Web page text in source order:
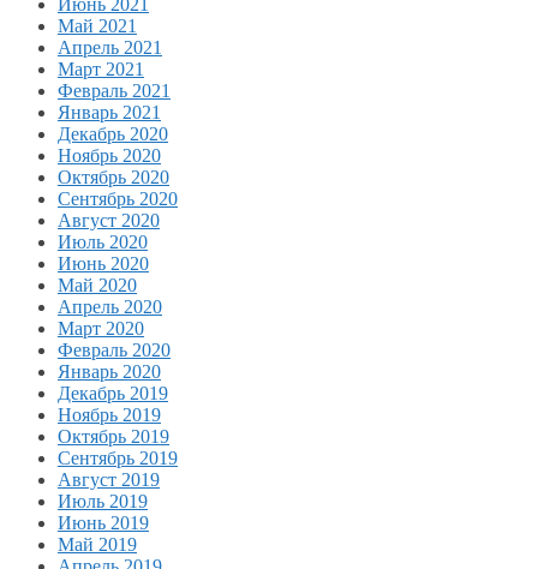
Июнь 2021
Май 2021
Апрель 2021
Март 2021
Февраль 2021
Январь 2021
Декабрь 2020
Ноябрь 2020
Октябрь 2020
Сентябрь 2020
Август 2020
Июль 2020
Июнь 2020
Май 2020
Апрель 2020
Март 2020
Февраль 2020
Январь 2020
Декабрь 2019
Ноябрь 2019
Октябрь 2019
Сентябрь 2019
Август 2019
Июль 2019
Июнь 2019
Май 2019